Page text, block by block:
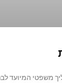
משפטי המיועד